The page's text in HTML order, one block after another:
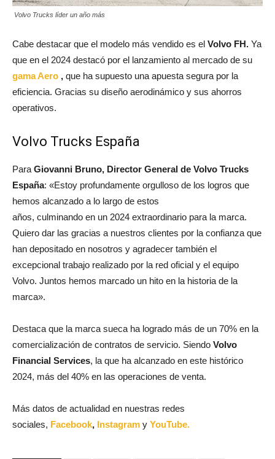
Volvo Trucks líder un año más
Cabe destacar que el modelo más vendido es el Volvo FH. Ya
que en el 2024 destacó por el lanzamiento al mercado de su
gama Aero , que ha supuesto una apuesta segura por la
eficiencia. Gracias su diseño aerodinámico y sus ahorros
operativos.
Volvo Trucks España
Para Giovanni Bruno, Director General de Volvo Trucks
España: «Estoy profundamente orgulloso de los logros que
hemos alcanzado a lo largo de estos
años, culminando en un 2024 extraordinario para la marca.
Quiero dar las gracias a nuestros clientes por la confianza que
han depositado en nosotros y agradecer también el
excepcional trabajo realizado por la red oficial y el equipo
Volvo. Juntos hemos marcado un hito en la historia de la
marca».
Destaca que la marca sueca ha logrado más de un 70% en la
comercialización de contratos de servicio. Siendo Volvo
Financial Services, la que ha alcanzado en este histórico
2024, más del 40% en las operaciones de venta.
Más datos de actualidad en nuestras redes
sociales, Facebook, Instagram y YouTube.